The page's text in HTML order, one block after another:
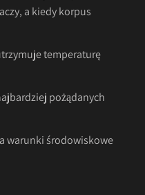
a kiedy korpus
temperaturę
pożądanych
warunki środowiskowe